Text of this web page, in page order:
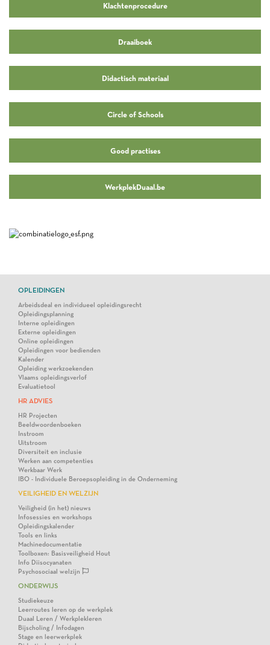
Klachtenprocedure
Draaiboek
Didactisch materiaal
Circle of Schools
Good practises
WerkplekDuaal.be
OPLEIDINGEN
Arbeidsdeal en individueel opleidingsrecht
Opleidingsplanning
Interne opleidingen
Externe opleidingen
Online opleidingen
Opleidingen voor bedienden
Kalender
Opleiding werkzoekenden
Vlaams opleidingsverlof
Evaluatietool
HR ADVIES
HR Projecten
Beeldwoordenboeken
Instroom
Uitstroom
Diversiteit en inclusie
Werken aan competenties
Werkbaar Werk
IBO - Individuele Beroepsopleiding in de Onderneming
VEILIGHEID EN WELZIJN
Veiligheid (in het) nieuws
Infosessies en workshops
Opleidingskalender
Tools en links
Machinedocumentatie
Toolboxen: Basisveiligheid Hout
Info Diisocyanaten
Psychosociaal welzijn
ONDERWIJS
Studiekeuze
Leerroutes leren op de werkplek
Duaal Leren / Werkplekleren
Bijscholing / Infodagen
Stage en leerwerkplek